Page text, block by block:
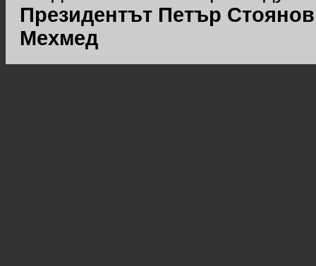
Президентът Петър
Мехмед